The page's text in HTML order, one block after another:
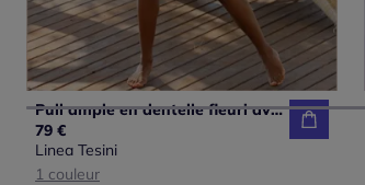
Pull ample en dentelle fleuri avec encolure ronde et manches courtes
79 €
Linea Tesini
1 couleur